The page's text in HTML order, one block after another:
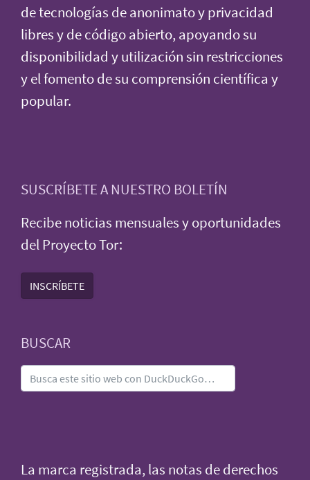
de tecnologías de anonimato y privacidad
libres y de código abierto, apoyando su
disponibilidad y utilización sin restricciones
y el fomento de su comprensión científica y
popular.
SUSCRÍBETE A NUESTRO BOLETÍN
Recibe noticias mensuales y oportunidades
del Proyecto Tor:
INSCRÍBETE
BUSCAR
La marca registrada, las notas de derechos